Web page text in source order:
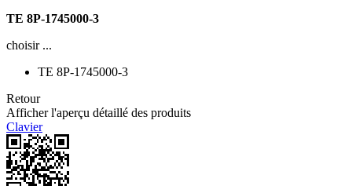
TE 8P-1745000-3
choisir ...
TE 8P-1745000-3
Retour
Afficher l'aperçu détaillé des produits
Clavier